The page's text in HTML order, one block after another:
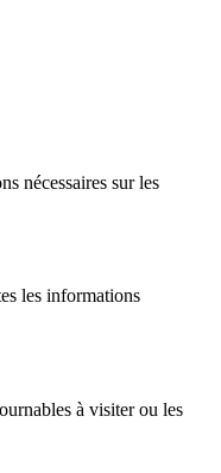
nécessaires sur les
les informations
à visiter ou les